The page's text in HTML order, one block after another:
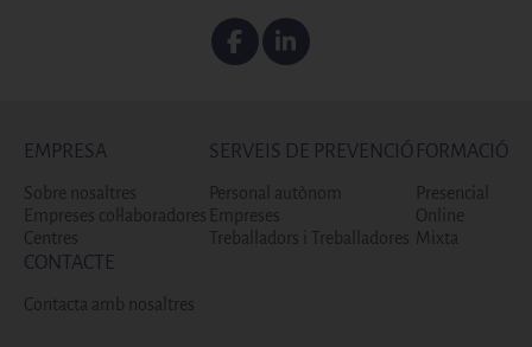
FacebookLinkedin
EMPRESA
Sobre nosaltres
Empreses col·laboradores
Centres
SERVEIS DE PREVENCIÓ
Personal autònom
Empreses
Treballadors i Treballadores
FORMACIÓ
Presencial
Online
Mixta
CONTACTE
Contacta amb nosaltres